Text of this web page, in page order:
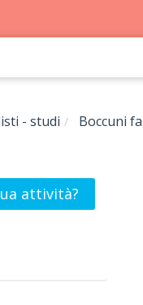
- studi Boccuni
attività?